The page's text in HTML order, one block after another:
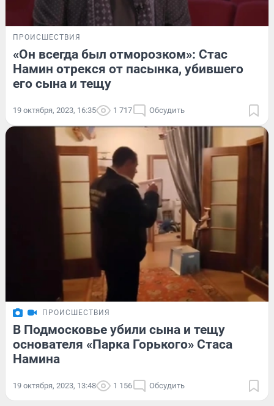
ПРОИСШЕСТВИЯ
«Он всегда был отморозком»: Стас
Намин отрекся от пасынка, убившего
его сына и тещу
19 октября, 2023, 16:35 1 717 Обсудить
ПРОИСШЕСТВИЯ
В Подмосковье убили сына и тещу
основателя «Парка Горького» Стаса
Намина
19 октября, 2023, 13:48 1 156 Обсудить